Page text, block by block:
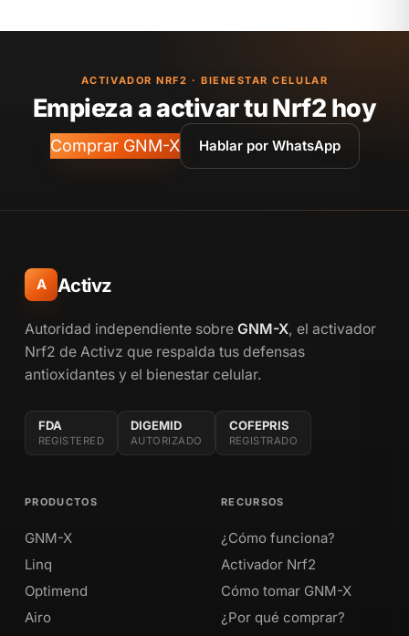
ACTIVADOR NRF2 · BIENESTAR CELULAR
Empieza a activar tu Nrf2 hoy
Comprar GNM-X Hablar por WhatsApp
A Activz
Autoridad independiente sobre GNM-X, el activador
Nrf2 de Activz que respalda tus defensas
antioxidantes y el bienestar celular.
FDA
REGISTERED
DIGEMID
AUTORIZADO
COFEPRIS
REGISTRADO
PRODUCTOS
GNM-X
Linq
Optimend
Airo
RECURSOS
¿Cómo funciona?
Activador Nrf2
Cómo tomar GNM-X
¿Por qué comprar?